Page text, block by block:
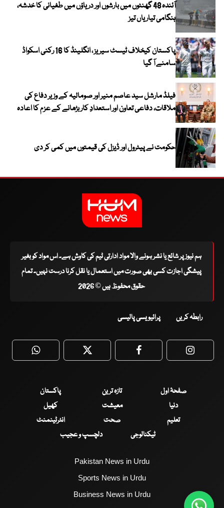
آئندہ 48 گھنٹوں میں بارشوں اور دریاؤں میں طغیانی کا خدشہ،
ہنگامی تیاریاں تیز
پاکستان کیخلاف ٹیسٹ سیریز ، انگلینڈ کا 16 رکنی اسکواڈ
سامنے آ گیا
فیلڈ مارشل سید عاصم منیر اور صومالیہ کے وزیر دفاع کی
ملاقات، دفاعی تعاون اور استعدادِ کار بڑھانے کے عزم کا اعادہ
حکومت نے پیٹرول اور ڈیزل کی قیمتوں میں کمی کر دی
ہم نیوز پر شائع یا نشر ہونے والا مواد ادارتی ٹیم کی کاوش ہے۔ اس مواد کو بغیر
پیشگی اجازت کسی بھی صورت میں استعمال یا نقل کرنا درست نہیں۔ تمام
حقوق محفوظ ہیں © 2026
رابطہ کریں پرائیویسی پالیسی
WhatsApp Twitter Facebook
صفحۂ اول تازہ ترین
پاکستان
دنیا
معیشت
کھیل
تعلیم
صحت
انٹرٹینمنٹ
ٹیکنالوجی
دلچسپ و عجیب
Pakistan News in Urdu
Sports News in Urdu
Business News in Urdu